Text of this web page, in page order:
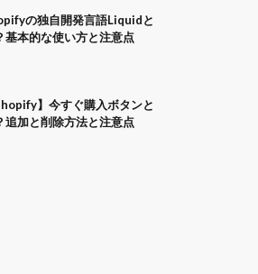
の独自開発言語Liquidと
基本的な使い方と注意点
】今すぐ購入ボタンと
追加と削除方法と注意点